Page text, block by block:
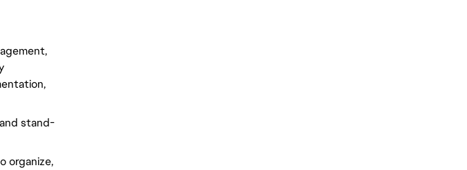
stand-
organize,